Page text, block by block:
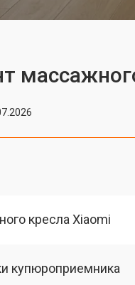
кресла Xiaomi
купюроприемника